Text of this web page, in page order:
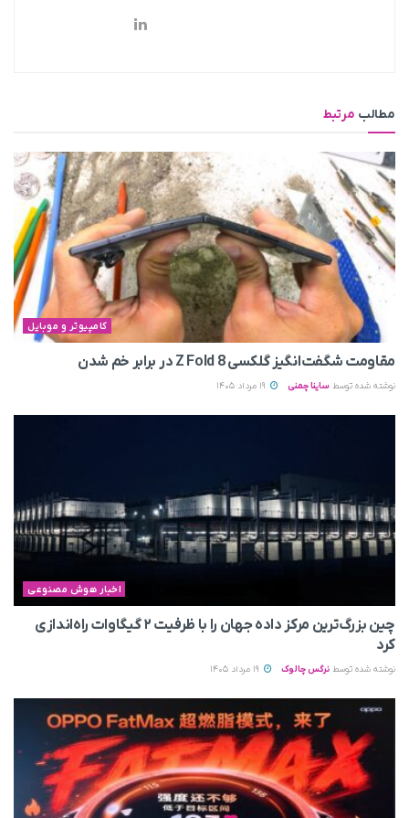
مطالب مرتبط
کامپیوتر و موبایل
مقاومت شگفت‌انگیز گلکسی Z Fold 8 در برابر خم شدن
نوشته شده توسط ساینا چمنی
اخبار هوش مصنوعی
چین بزرگ‌ترین مرکز داده جهان را با ظرفیت ۲ گیگاوات راه‌اندازی
کرد
نوشته شده توسط نرگس چالوک